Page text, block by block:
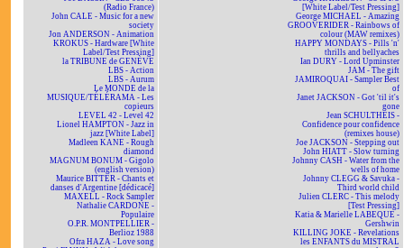
(Radio France)
John CALE - Music for a new
society
Jon ANDERSON - Animation
KROKUS - Hardware [White
Label/Test Pressing]
la TRIBUNE de GENÈVE
LBS - Action
LBS - Aurum
Le MONDE de la
MUSIQUE/TÉLÉRAMA - Les
copieurs
LEVEL 42 - Level 42
Lionel HAMPTON - Jazz in
jazz [White Label]
Madleen KANE - Rough
diamond
MAGNUM BONUM - Gigolo
(english version)
Maurice BITTER - Chants et
danses d'Argentine [dédicacé]
MAXELL - Rock Sampler
Nathalie CARDONE -
Populaire
O.P.R. MONTPELLIER -
Berlioz 1988
Ofra HAZA - Love song
[White Label/Test Pressing]
George MICHAEL - Amazing
GROOVERIDER - Rainbows of
colour (MAW remixes)
HAPPY MONDAYS - Pills 'n'
thrills and bellyaches
Ian DURY - Lord Upminster
JAM - The gift
JAMIROQUAI - Sampler Best
of
Janet JACKSON - Got 'til it's
gone
Jean SCHULTHEIS -
Confidence pour confidence
(remixes house)
Joe JACKSON - Stepping out
John HIATT - Slow turning
Johnny CASH - Water from the
wells of home
Johnny CLEGG & Savuka -
Third world child
Julien CLERC - This melody
[Test Pressing]
Katia & Marielle LABEQUE -
Gershwin
KILLING JOKE - Revelations
les ENFANTS du MISTRAL